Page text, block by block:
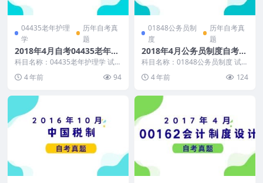
04435老年护理
学
历年自考真
题
2018年4月自考04435老年护
理学真题及答案
科目名称：04435老年护理学 试卷
试老年护理...
4 年前 94
01848公务员制
度
历年自考真
题
2018年4月公务员制度自考真
题及答案
科目名称：01848公务员制度 试卷
试公务员制...
4 年前 124